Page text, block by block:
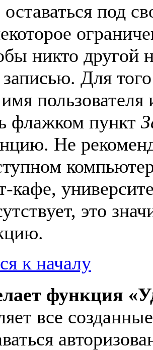
под
никто другой
Для
флажком пункт
Не
кафе,
это
к началу
функция
все